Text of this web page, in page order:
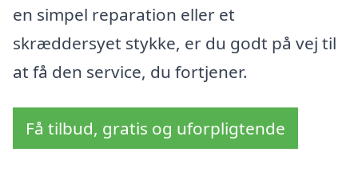
en simpel reparation eller et
skræddersyet stykke, er du godt på vej til
at få den service, du fortjener.
Få tilbud, gratis og uforpligtende